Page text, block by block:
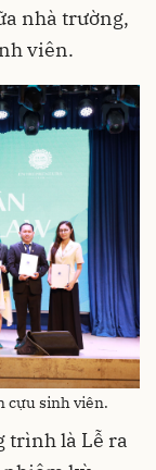
nhà trường,
viên.
cựu sinh viên.
trình là Lễ ra